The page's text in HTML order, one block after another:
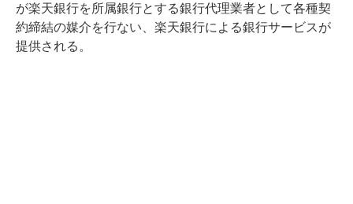
が楽天銀行を所属銀行とする銀行代理業者として各種契
約締結の媒介を行ない、楽天銀行による銀行サービスが
提供される。